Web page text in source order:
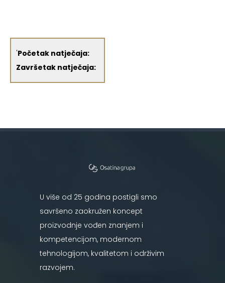
'Početak natječaja:
Završetak natječaja:
U više od 25 godina postigli smo
savršeno zaokružen koncept
proizvodnje vođen znanjem i
kompetencijom, modernom
tehnologijom, kvalitetom i održivim
razvojem.